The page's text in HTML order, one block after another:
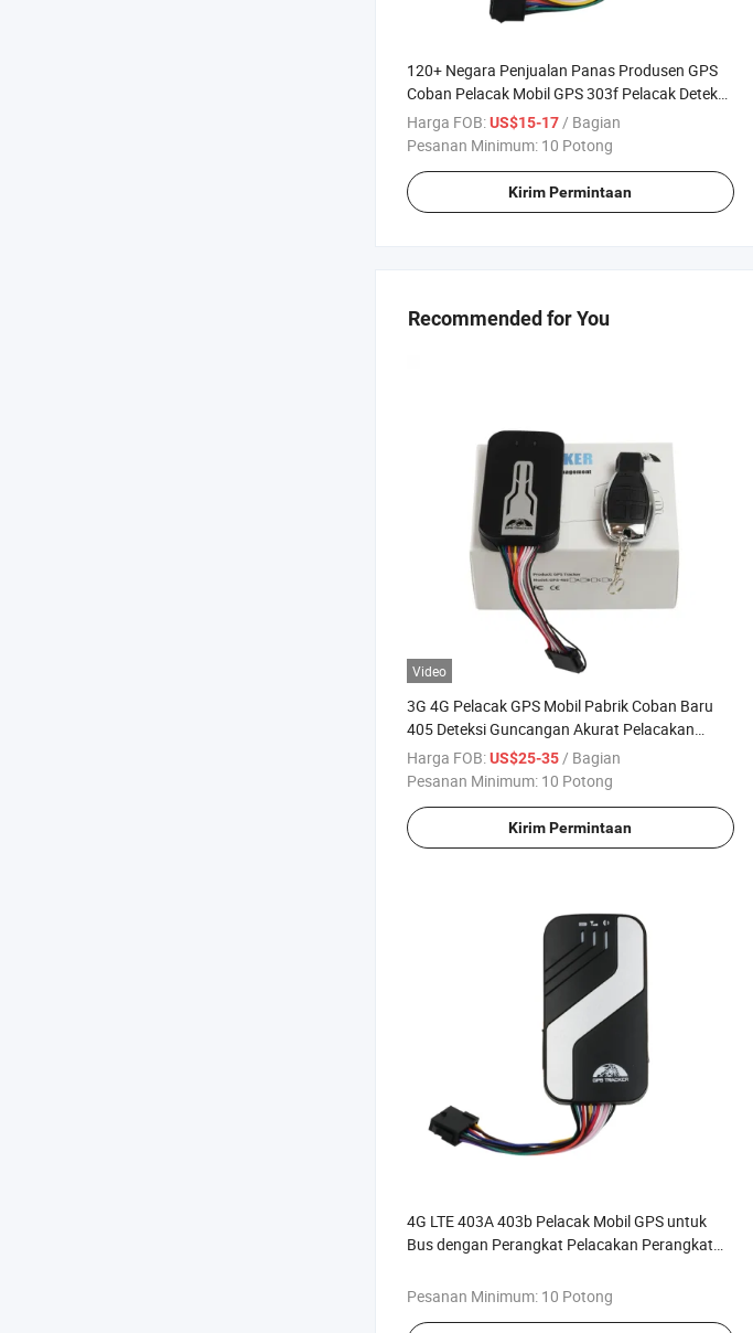
120+ Negara Penjualan Panas Produsen GPS
Coban Pelacak Mobil GPS 303f Pelacak Deteksi
Pintu Terbuka Alarm Mobil GPS
Harga FOB:US$15-17/ Bagian
Pesanan Minimum: 10 Potong
Kirim Permintaan
Recommended for You
Video
3G 4G Pelacak GPS Mobil Pabrik Coban Baru
405 Deteksi Guncangan Akurat Pelacakan
Online Waktu Nyata Perangkat Pelacak GPS
untuk Lokator Mobil
Harga FOB:US$25-35/ Bagian
Pesanan Minimum: 10 Potong
Kirim Permintaan
4G LTE 403A 403b Pelacak Mobil GPS untuk
Bus dengan Perangkat Pelacakan Perangkat
Mobil
Pesanan Minimum: 10 Potong